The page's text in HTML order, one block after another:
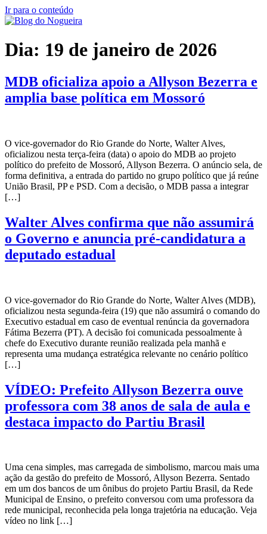
Ir para o conteúdo
Dia: 19 de janeiro de 2026
MDB oficializa apoio a Allyson Bezerra e
amplia base política em Mossoró
O vice-governador do Rio Grande do Norte, Walter Alves,
oficializou nesta terça-feira (data) o apoio do MDB ao projeto
político do prefeito de Mossoró, Allyson Bezerra. O anúncio sela, de
forma definitiva, a entrada do partido no grupo político que já reúne
União Brasil, PP e PSD. Com a decisão, o MDB passa a integrar
[…]
Walter Alves confirma que não assumirá
o Governo e anuncia pré-candidatura a
deputado estadual
O vice-governador do Rio Grande do Norte, Walter Alves (MDB),
oficializou nesta segunda-feira (19) que não assumirá o comando do
Executivo estadual em caso de eventual renúncia da governadora
Fátima Bezerra (PT). A decisão foi comunicada pessoalmente à
chefe do Executivo durante reunião realizada pela manhã e
representa uma mudança estratégica relevante no cenário político
[…]
VÍDEO: Prefeito Allyson Bezerra ouve
professora com 38 anos de sala de aula e
destaca impacto do Partiu Brasil
Uma cena simples, mas carregada de simbolismo, marcou mais uma
ação da gestão do prefeito de Mossoró, Allyson Bezerra. Sentado
em um dos bancos de um ônibus do projeto Partiu Brasil, da Rede
Municipal de Ensino, o prefeito conversou com uma professora da
rede municipal, reconhecida pela longa trajetória na educação. Veja
vídeo no link […]